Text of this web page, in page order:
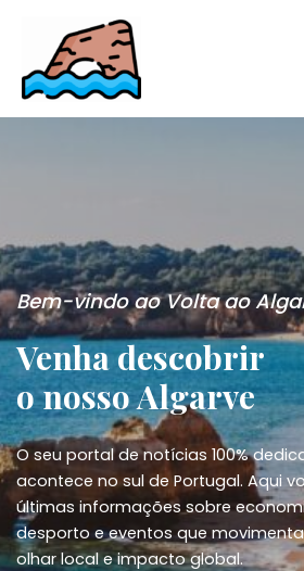
content
Bem-vindo ao Volta ao
Venha descobrir
o nosso Algarve
O seu portal de notícias 100%
acontece no sul de Portugal. Aqui
últimas informações sobre
desporto e eventos que
olhar local e impacto global.